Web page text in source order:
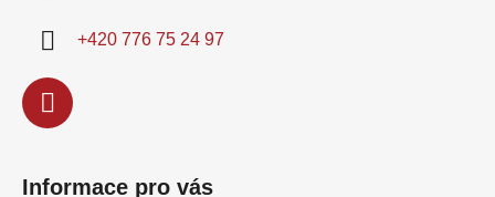
+420 776 75 24 97
Informace pro vás